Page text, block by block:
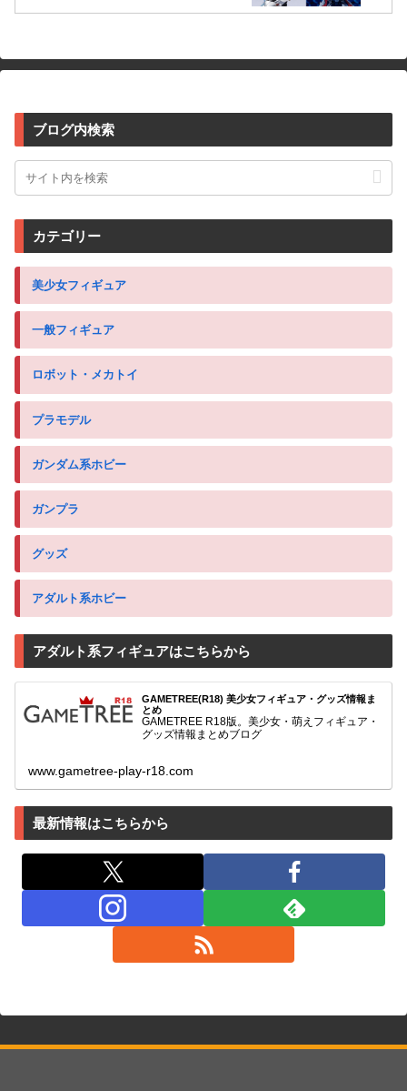
ブログ内検索
カテゴリー
美少女フィギュア
一般フィギュア
ロボット・メカトイ
プラモデル
ガンダム系ホビー
ガンプラ
グッズ
アダルト系ホビー
アダルト系フィギュアはこちらから
GAMETREE(R18) 美少女フィギュア・グッズ情報ま
とめ
GAMETREE R18版。美少女・萌えフィギュア・
グッズ情報まとめブログ
www.gametree-play-r18.com
最新情報はこちらから